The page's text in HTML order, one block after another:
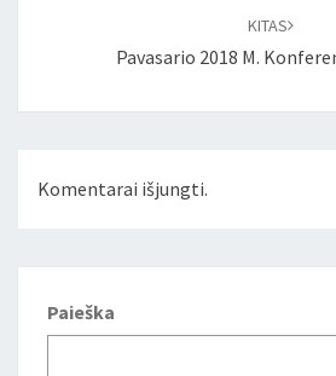
KITAS
Pavasario 2018 M.
Komentarai išjungti.
Paieška